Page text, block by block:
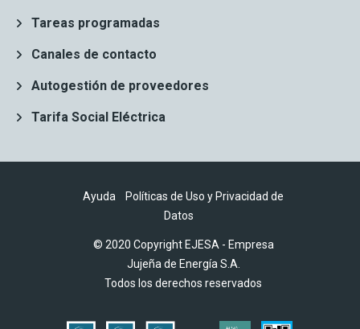
Tareas programadas
Canales de contacto
Autogestión de proveedores
Tarifa Social Eléctrica
Ayuda
Políticas de Uso y Privacidad de
Datos
© 2020 Copyright EJESA - Empresa
Jujeña de Energía S.A.
Todos los derechos reservados